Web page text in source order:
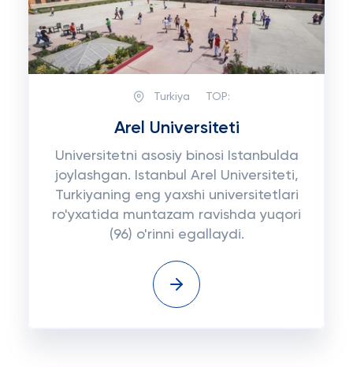
Turkiya TOP:
Arel Universiteti
Universitetni asosiy binosi Istanbulda
joylashgan. Istanbul Arel Universiteti,
Turkiyaning eng yaxshi universitetlari
ro'yxatida muntazam ravishda yuqori
(96) o'rinni egallaydi.